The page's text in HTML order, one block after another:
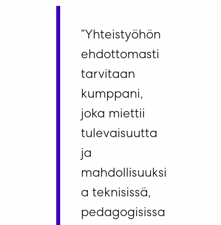
”Yhteistyöhön
ehdottomasti
tarvitaan
kumppani,
joka miettii
tulevaisuutta
ja
mahdollisuuksi
a teknisissä,
pedagogisissa